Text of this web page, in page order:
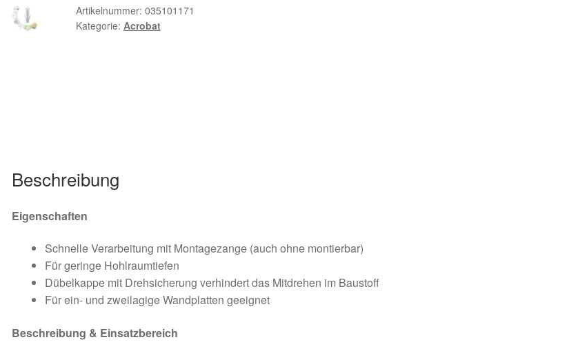
Hohlraumdübel
Acrobat
Artikelnummer: 035101171
Kategorie: Acrobat
Beschreibung
Eigenschaften
Schnelle Verarbeitung mit Montagezange (auch ohne montierbar)
Für geringe Hohlraumtiefen
Dübelkappe mit Drehsicherung verhindert das Mitdrehen im Baustoff
Für ein- und zweilagige Wandplatten geeignet
Beschreibung & Einsatzbereich